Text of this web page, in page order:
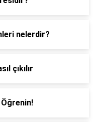
nelerdir?
çıkılır